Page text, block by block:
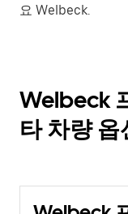
요 Welbeck.
Welbeck
타 차량 옵